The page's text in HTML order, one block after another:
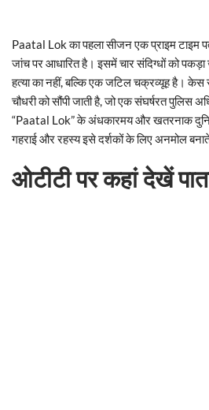
Paatal Lok का पहला सीजन एक प्राइम टाइम
जांच पर आधारित है। इसमें चार संदिग्धों को पकड़ा
हत्या का नहीं, बल्कि एक जटिल चक्रव्यूह है। केस
चौधरी को सौंपी जाती है, जो एक संघर्षरत पुलिस
“Paatal Lok” के अंधकारमय और खतरनाक
गहराई और रहस्य इसे दर्शकों के लिए अनमोल
ओटीटी पर कहां देखें